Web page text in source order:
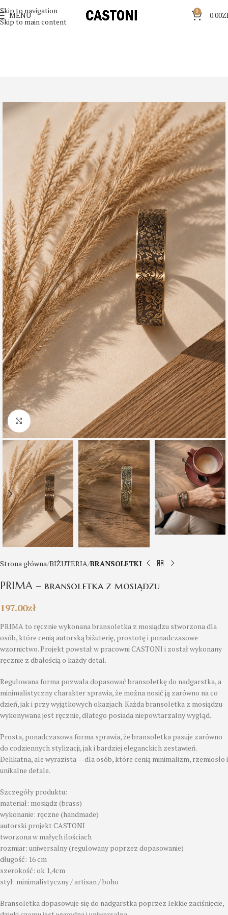
Skip to navigation
Skip to main content
MENU 0 0.00
Click to enlarge
Strona główna BIŻUTERIA BRANSOLETKI
PRIMA – bransoletka z mosiądzu
197.00zł
PRIMA to ręcznie wykonana bransoletka z mosiądzu stworzona dla
osób, które cenią autorską biżuterię, prostotę i ponadczasowe
wzornictwo. Projekt powstał w pracowni CASTONI i został wykonany
ręcznie z dbałością o każdy detal.
Regulowana forma pozwala dopasować bransoletkę do nadgarstka, a
minimalistyczny charakter sprawia, że można nosić ją zarówno na co
dzień, jak i przy wyjątkowych okazjach. Każda bransoletka z mosiądzu
wykonywana jest ręcznie, dlatego posiada niepowtarzalny wygląd.
Prosta, ponadczasowa forma sprawia, że bransoletka pasuje zarówno
do codziennych stylizacji, jak i bardziej eleganckich zestawień.
Delikatna, ale wyrazista — dla osób, które cenią minimalizm, rzemiosło i
unikalne detale.
Szczegóły produktu:
materiał: mosiądz (brass)
wykonanie: ręczne (handmade)
autorski projekt CASTONI
tworzona w małych ilościach
rozmiar: uniwersalny (regulowany poprzez dopasowanie)
długość: 16 cm
szerokość: ok 1,4cm
styl: minimalistyczny / artisan / boho
Bransoletka dopasowuje się do nadgarstka poprzez lekkie zaciśnięcie,